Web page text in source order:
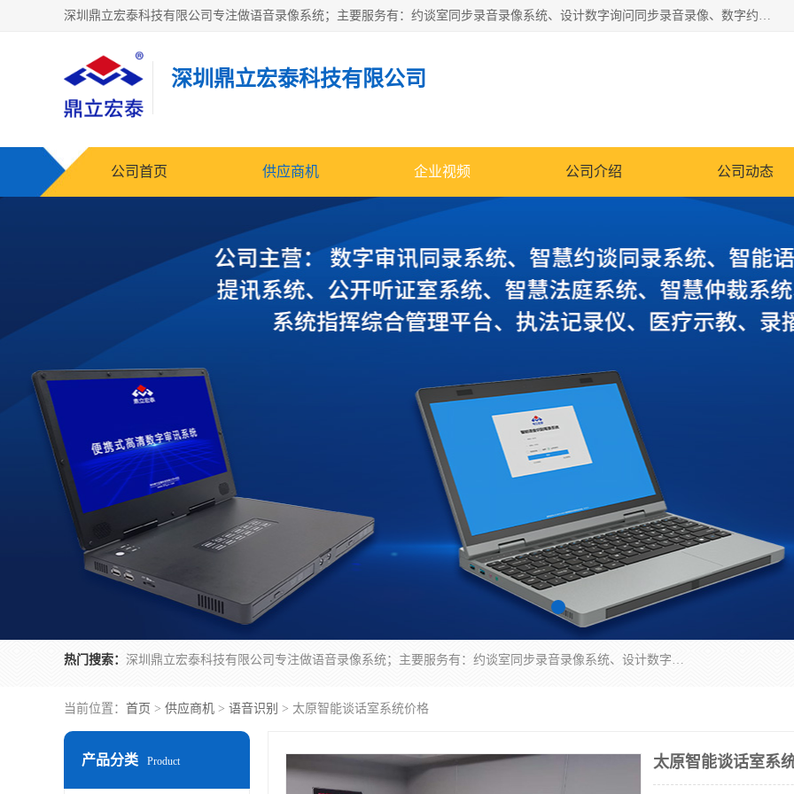
深圳鼎立宏泰科技有限公司专注做语音录像系统；主要服务有：约谈室同步录音录像系统、设计数字询问同步录音录像、数字约谈室同步录音录像、公开听证室、智慧庭审、智能语音识别转写、远程提讯（提审）、记录仪、远程指挥综合管理平台、录播系统等
深圳鼎立宏泰科技有限公司
公司首页 供应商机 企业视频 公司介绍 公司动态
热门搜索： 深圳鼎立宏泰科技有限公司专注做语音录像系统；主要服务有：约谈室同步录音录像系统、设计数字询问同步录音录像、数字约谈室同步录音录像、公开听证室、智慧庭审、智能语音识别转写、远程提讯（提审）、记录仪、远程指挥综合管理平台、录播系统等
当前位置： 首页 > 供应商机 > 语音识别 > 太原智能谈话室系统价格
产品分类 Product 太原智能谈话室系